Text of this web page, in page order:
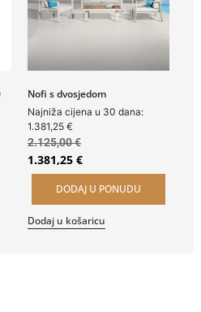
Nofi s dvosjedom
Najniža cijena u 30 dana:
1.381,25 €
2.125,00€
1.381,25 €
DODAJ U PONUDU
Dodaj u košaricu